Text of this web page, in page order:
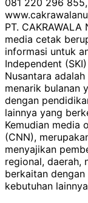
PT.
media cetak
informasi untuk
Independent
Nusantara
menarik bulanan
dengan
lainnya yang
Kemudian media
(CNN),
menyajikan
regional, daerah,
berkaitan
kebutuhan